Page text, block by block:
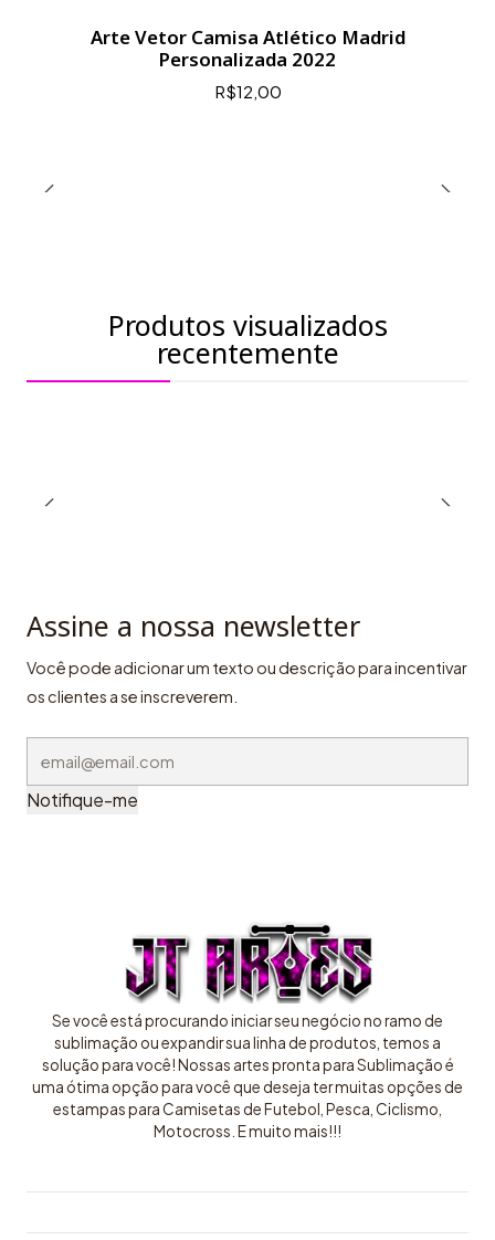
Arte Vetor Camisa Atlético Madrid
Personalizada 2022
R$12,00
Produtos visualizados
recentemente
Assine a nossa newsletter
Você pode adicionar um texto ou descrição para incentivar
os clientes a se inscreverem.
Notifique-me
Se você está procurando iniciar seu negócio no ramo de
sublimação ou expandir sua linha de produtos, temos a
solução para você! Nossas artes pronta para Sublimação é
uma ótima opção para você que deseja ter muitas opções de
estampas para Camisetas de Futebol, Pesca, Ciclismo,
Motocross. E muito mais!!!